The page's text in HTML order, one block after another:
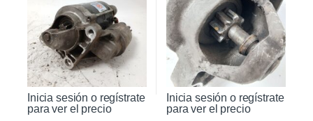
Inicia sesión o regístrate
para ver el precio
Inicia sesión o regístrate
para ver el precio